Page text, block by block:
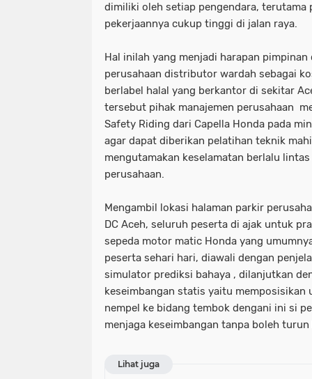
dimiliki oleh setiap pengendara,
pekerjaannya cukup tinggi di jalan raya.
Hal inilah yang menjadi harapan
perusahaan distributor wardah sebagai
berlabel halal yang berkantor di sekitar
tersebut pihak manajemen perusahaan
Safety Riding dari Capella Honda pada
agar dapat diberikan pelatihan teknik
mengutamakan keselamatan berlalu
perusahaan.
Mengambil lokasi halaman parkir
DC Aceh, seluruh peserta di ajak untuk
sepeda motor matic Honda yang
peserta sehari hari, diawali dengan
simulator prediksi bahaya , dilanjutkan
keseimbangan statis yaitu memposisikan
nempel ke bidang tembok dengani ini si
menjaga keseimbangan tanpa boleh turun
Lihat juga